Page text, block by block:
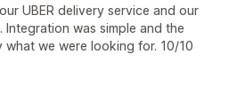
UBER delivery service and our
was simple and the
what we were looking for. 10/10